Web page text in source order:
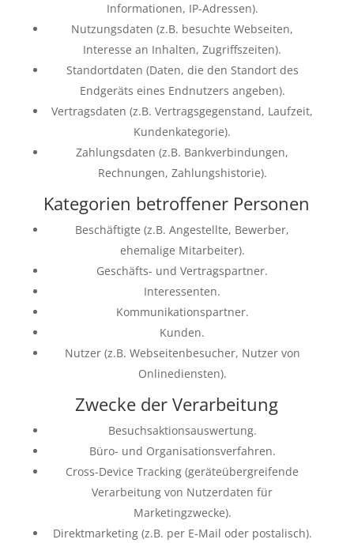
Informationen, IP-Adressen).
Nutzungsdaten (z.B. besuchte Webseiten,
Interesse an Inhalten, Zugriffszeiten).
Standortdaten (Daten, die den Standort des
Endgeräts eines Endnutzers angeben).
Vertragsdaten (z.B. Vertragsgegenstand, Laufzeit,
Kundenkategorie).
Zahlungsdaten (z.B. Bankverbindungen,
Rechnungen, Zahlungshistorie).
Kategorien betroffener Personen
Beschäftigte (z.B. Angestellte, Bewerber,
ehemalige Mitarbeiter).
Geschäfts- und Vertragspartner.
Interessenten.
Kommunikationspartner.
Kunden.
Nutzer (z.B. Webseitenbesucher, Nutzer von
Onlinediensten).
Zwecke der Verarbeitung
Besuchsaktionsauswertung.
Büro- und Organisationsverfahren.
Cross-Device Tracking (geräteübergreifende
Verarbeitung von Nutzerdaten für
Marketingzwecke).
Direktmarketing (z.B. per E-Mail oder postalisch).